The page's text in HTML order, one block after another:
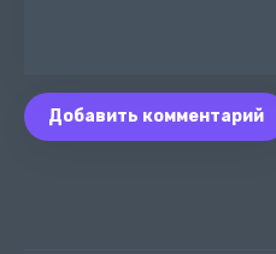
Добавить комментарий